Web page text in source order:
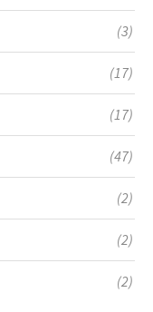
(3)
(17)
(17)
(47)
(2)
(2)
(2)